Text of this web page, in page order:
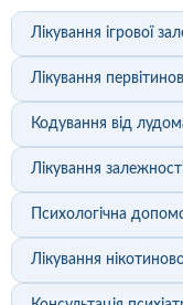
Лікування ігрової
Лікування
Кодування від
Лікування
Психологічна
Лікування